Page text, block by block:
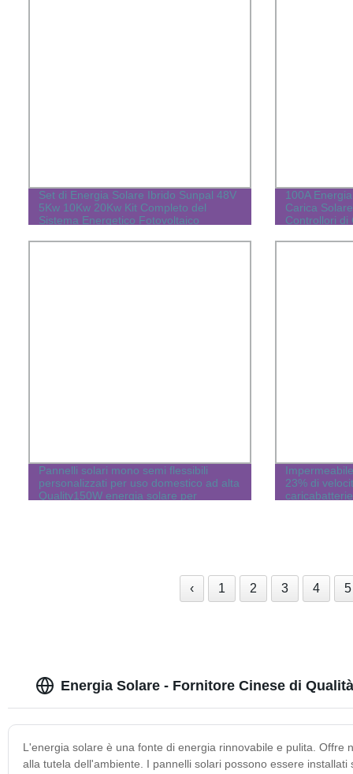
Set di Energia Solare Ibrido Sunpal 48V
5Kw 10Kw 20Kw Kit Completo del
Sistema Energetico Fotovoltaico
100A
Carica
Controllori di
MPPT/PWM
Pannelli solari mono semi flessibili
personalizzati per uso domestico ad alta
Quality150W energia solare per
23% di
‹ 1 2 3 4 5
Energia Solare - Fornitore Cinese di Qualità
L'energia solare è una fonte di energia rinnovabile e pulita.
alla tutela dell'ambiente. I pannelli solari possono essere